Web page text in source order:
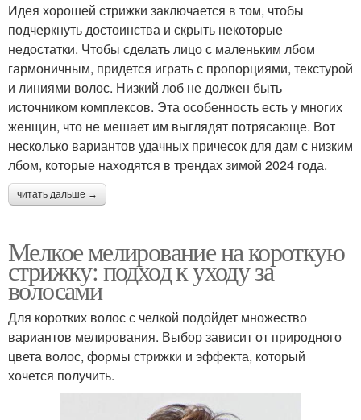
Идея хорошей стрижки заключается в том, чтобы
подчеркнуть достоинства и скрыть некоторые
недостатки. Чтобы сделать лицо с маленьким лбом
гармоничным, придется играть с пропорциями, текстурой
и линиями волос. Низкий лоб не должен быть
источником комплексов. Эта особенность есть у многих
женщин, что не мешает им выглядят потрясающе. Вот
несколько вариантов удачных причесок для дам с низким
лбом, которые находятся в трендах зимой 2024 года.
читать дальше →
Мелкое мелирование на короткую
стрижку: подход к уходу за
волосами
Для коротких волос с челкой подойдет множество
вариантов мелирования. Выбор зависит от природного
цвета волос, формы стрижки и эффекта, который
хочется получить.